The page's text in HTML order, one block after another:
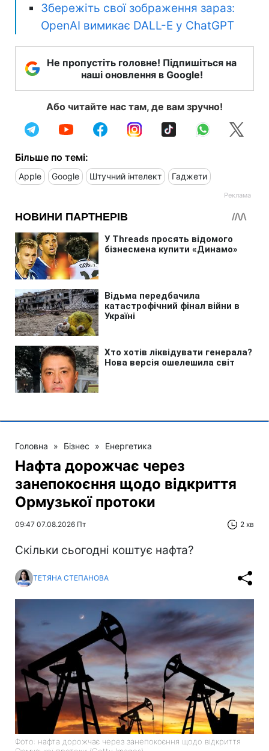
Збережіть свої зображення зараз:
OpenAI вимикає DALL-E у ChatGPT
Не пропустіть головне! Підпишіться на
наші оновлення в Google!
Або читайте нас там, де вам зручно!
Більше по темі:
Apple Google Штучний інтелект Гаджети
Головна » Бізнес » Енергетика
Нафта дорожчає через
занепокоєння щодо відкриття
Ормузької протоки
09:47 07.08.2026 Пт 2 хв
Скільки сьогодні коштує нафта?
ТЕТЯНА СТЕПАНОВА
Фото: нафта дорожчає через занепокоєння щодо відкриття